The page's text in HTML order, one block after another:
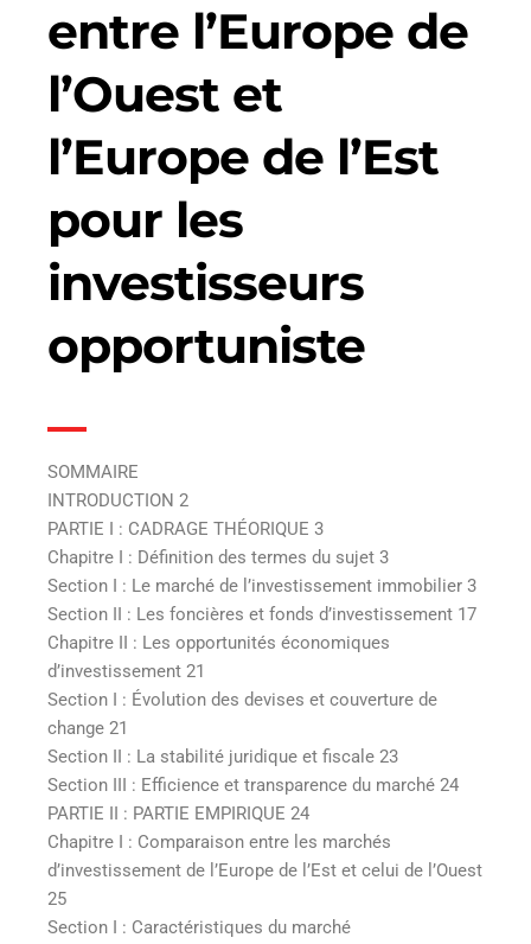
entre l’Europe de
l’Ouest et
l’Europe de l’Est
pour les
investisseurs
opportuniste
SOMMAIRE
INTRODUCTION 2
PARTIE I : CADRAGE THÉORIQUE 3
Chapitre I : Définition des termes du sujet 3
Section I : Le marché de l’investissement immobilier 3
Section II : Les foncières et fonds d’investissement 17
Chapitre II : Les opportunités économiques
d’investissement 21
Section I : Évolution des devises et couverture de
change 21
Section II : La stabilité juridique et fiscale 23
Section III : Efficience et transparence du marché 24
PARTIE II : PARTIE EMPIRIQUE 24
Chapitre I : Comparaison entre les marchés
d’investissement de l’Europe de l’Est et celui de l’Ouest
25
Section I : Caractéristiques du marché